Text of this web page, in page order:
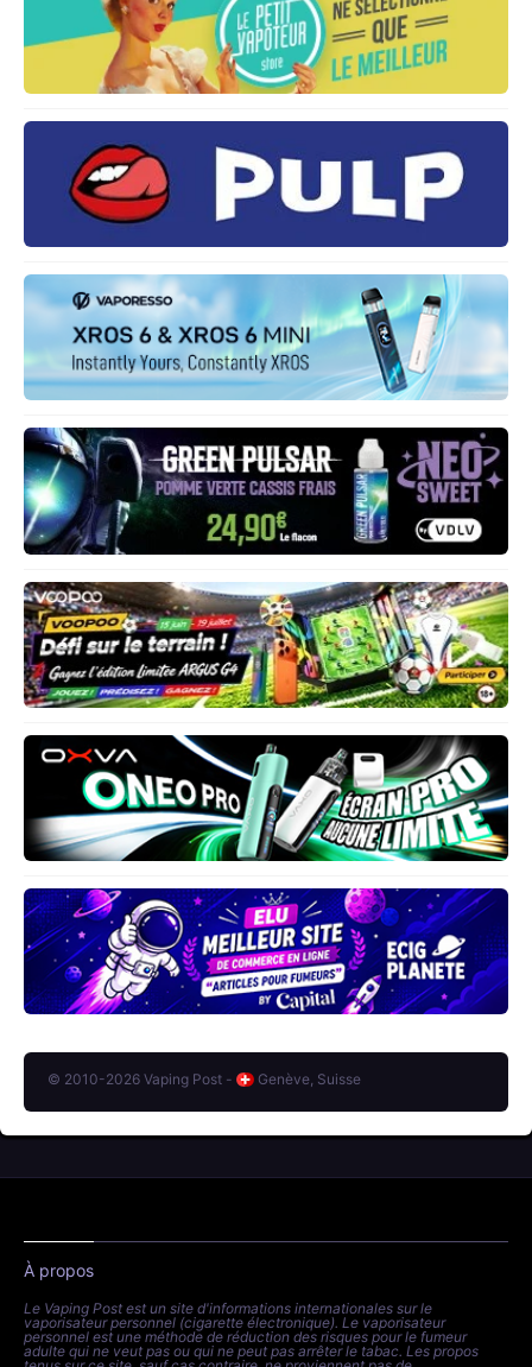
© 2010-2026 Vaping Post - Genève, Suisse
À propos
Le Vaping Post est un site d'informations internationales sur le
vaporisateur personnel (cigarette électronique). Le vaporisateur
personnel est une méthode de réduction des risques pour le fumeur
adulte qui ne veut pas ou qui ne peut pas arrêter le tabac. Les propos